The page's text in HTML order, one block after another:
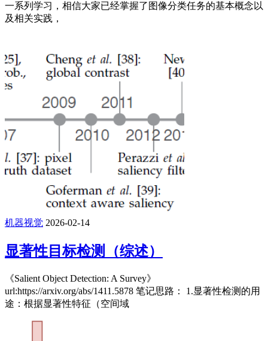
一系列学习，相信大家已经掌握了图像分类任务的基本概念以
及相关实践，
机器视觉 2026-02-14
显著性目标检测（综述）
《Salient Object Detection: A Survey》
url:https://arxiv.org/abs/1411.5878 笔记思路： 1.显著性检测的用
途：根据显著性特征（空间域